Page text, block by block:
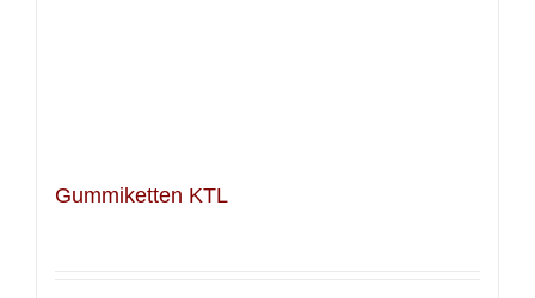
Gummiketten KTL